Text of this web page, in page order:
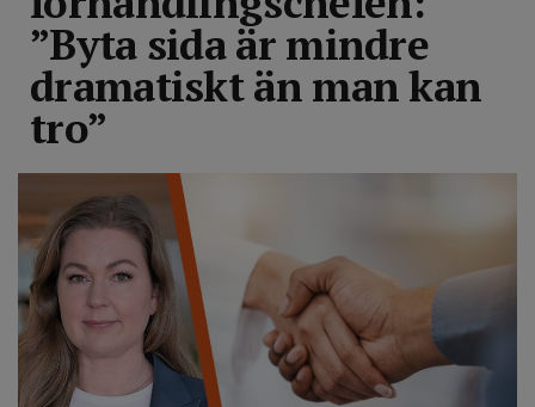
”Byta sida är mindre
dramatiskt än man kan
tro”